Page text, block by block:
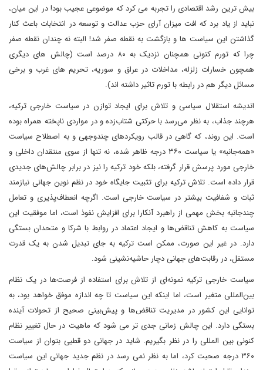
بیش ترین رشد اقتصادی را تجربه می کرد که موضوعی عجیب بود! در این میان،
نباید از یاد برد که افت میزان آرای حزب عدالت و توسعه در انتخابات باعث کنار
گذاشتن این سیاست ها و بازگشت به نقطه صفر شد! البته نه چندان نقطه صفر
چرا که تورم کنونی همچنان نزدیک به ۸۰ درصد است (چالش های دیگری
همچون خسارات زلزله، مداخلات در عراق و سوریه، تحریم های غرب و برخی
مسائل دیگر هم در رابطه با تورم تاثیر داشته اند).
اندیشه استقلال سیاسی و تلاش برای ایجاد توازن در سیاست خارجی ترکیه،
هرچند جذاب، به نظر می‌رسد با حرکتی شتاب‌زده و در مواردی ناپخته همراه بوده
است. این روند، که گاهی در قالب رویکردهای چندوجهی و به اصطلاح سیاست
«همه‌جانبه» یا سیاست ۳۶۰ درجه ظاهر شده، نه‌ تنها از سوی منتقدان داخلی و
خارجی مورد پرسش قرار گرفته، بلکه خود ترکیه را نیز در برابر چالش‌های جدیدی
قرار داده است. تلاش ترکیه برای تثبیت جایگاه خود در نظم نوین جهانی نیازمند
ثبات و شفافیت بیشتر در سیاست خارجی است. اگرچه انعطاف‌پذیری و تعامل
چندجانبه بخش مهمی از راهبرد آنکارا برای افزایش نفوذ است، اما موفقیت این
سیاست به کاهش تناقض‌ها و ایجاد اعتماد در روابط با شرکا و متحدان بستگی
دارد. در غیر این صورت، ممکن است ترکیه به جای تبدیل شدن به یک قدرت
مستقل، در رقابت‌های جهانی دچار حاشیه‌نشینی شود.
سیاست خارجی ترکیه نمونه‌ای از تلاش برای استفاده از فرصت‌ها در یک نظام
بین‌المللی متغیر است، اما اینکه این سیاست تا چه اندازه موفق خواهد بود، به
توانایی این کشور در مدیریت تناقض‌ها و پیش‌بینی صحیح از تحولات آینده
بستگی دارد. این چالش زمانی جدی تر می شود که ماهیت در حال تغییر نظام
کنونی بین المللی را در نظر بگیریم. شاید در جهانی دو قطبی بتوان از سیاست
۳۶۰ درجه صحبت کرد، اما به نظر نمی رسد در نظم جدید جهانی این سیاست